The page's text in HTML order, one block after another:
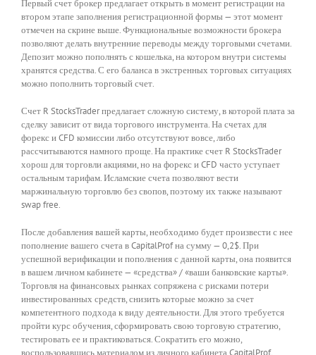
Первый счет брокер предлагает открыть в момент регистрации на
втором этапе заполнения регистрационной формы — этот момент
отмечен на скрине выше. Функциональные возможности брокера
позволяют делать внутренние переводы между торговыми счетами.
Депозит можно пополнять с кошелька, на котором внутри системы
хранятся средства. С его баланса в экстренных торговых ситуациях
можно пополнить торговый счет.
Счет R StocksTrader предлагает сложную систему, в которой плата за
сделку зависит от вида торгового инструмента. На счетах для
форекс и CFD комиссии либо отсутствуют вовсе, либо
рассчитываются намного проще. На практике счет R StocksTrader
хорош для торговли акциями, но на форекс и CFD часто уступает
остальным тарифам. Исламские счета позволяют вести
маржинальную торговлю без свопов, поэтому их также называют
swap free.
После добавления вашей карты, необходимо будет произвести с нее
пополнение вашего счета в CapitalProf на сумму — 0,2$. При
успешной верификации и пополнения с данной карты, она появится
в вашем личном кабинете — «средства» / «ваши банковские карты».
Торговля на финансовых рынках сопряжена с рисками потери
инвестированных средств, снизить которые можно за счет
компетентного подхода к виду деятельности. Для этого требуется
пройти курс обучения, сформировать свою торговую стратегию,
тестировать ее и практиковаться. Сократить его можно,